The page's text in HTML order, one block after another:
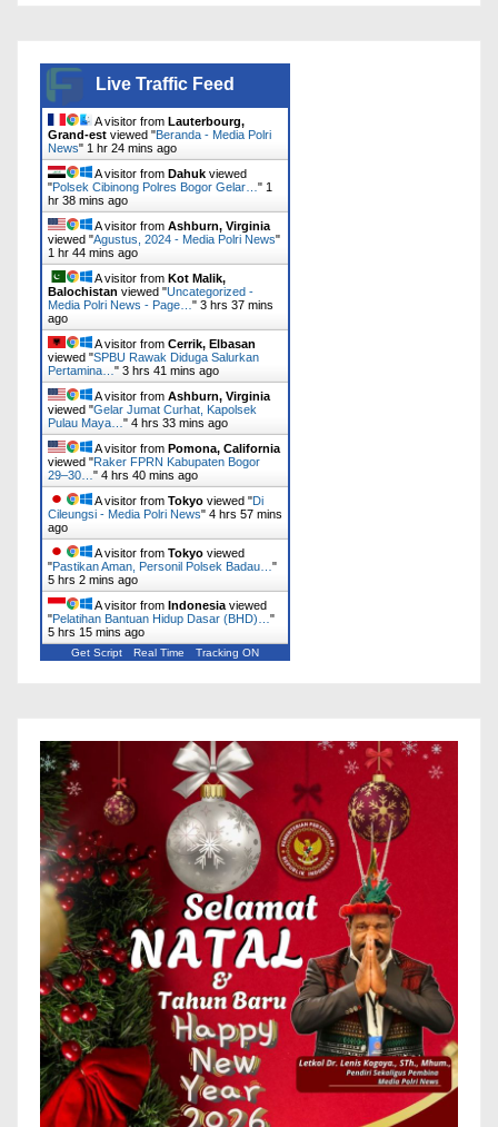
Live Traffic Feed
A visitor from Lauterbourg,
Grand-est viewed "Beranda - Media Polri
News" 1 hr 24 mins ago
A visitor from Dahuk viewed
"Polsek Cibinong Polres Bogor Gelar… " 1
hr 38 mins ago
A visitor from Ashburn, Virginia
viewed "Agustus, 2024 - Media Polri News"
1 hr 44 mins ago
A visitor from Kot Malik,
Balochistan viewed "Uncategorized -
Media Polri News - Page… " 3 hrs 37 mins
ago
A visitor from Cerrik, Elbasan
viewed "SPBU Rawak Diduga Salurkan
Pertamina… " 3 hrs 41 mins ago
A visitor from Ashburn, Virginia
viewed "Gelar Jumat Curhat, Kapolsek
Pulau Maya… " 4 hrs 33 mins ago
A visitor from Pomona, California
viewed "Raker FPRN Kabupaten Bogor
29–30… " 4 hrs 40 mins ago
A visitor from Tokyo viewed "Di
Cileungsi - Media Polri News" 4 hrs 57 mins
ago
A visitor from Tokyo viewed
"Pastikan Aman, Personil Polsek Badau… "
5 hrs 2 mins ago
A visitor from Indonesia viewed
"Pelatihan Bantuan Hidup Dasar (BHD)… "
5 hrs 15 mins ago
Get Script Real Time Tracking ON